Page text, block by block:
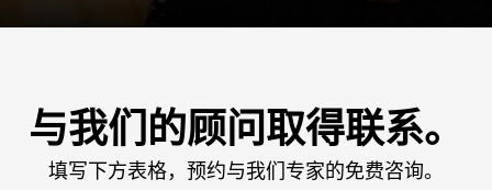
与我们的顾问取得联系。
填写下方表格，预约与我们专家的免费咨询。